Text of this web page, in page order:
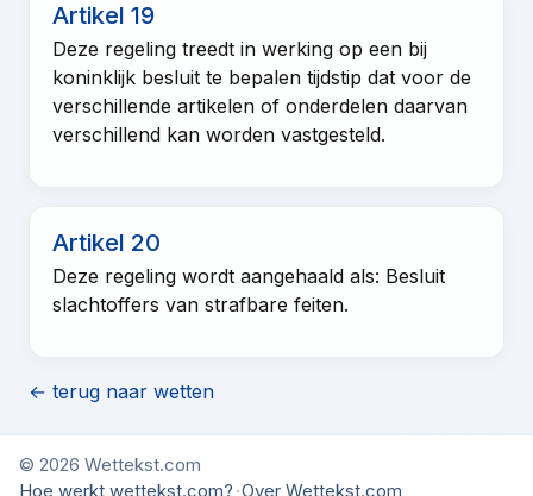
Artikel 19
Deze regeling treedt in werking op een bij
koninklijk besluit te bepalen tijdstip dat voor de
verschillende artikelen of onderdelen daarvan
verschillend kan worden vastgesteld.
Artikel 20
Deze regeling wordt aangehaald als: Besluit
slachtoffers van strafbare feiten.
← terug naar wetten
© 2026 Wettekst.com